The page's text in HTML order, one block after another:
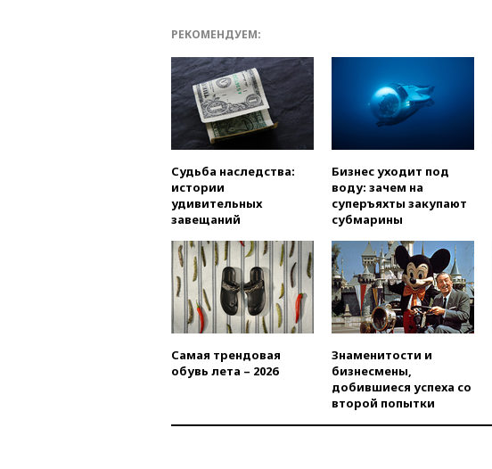
РЕКОМЕНДУЕМ:
Судьба наследства:
истории
удивительных
завещаний
Бизнес уходит под
воду: зачем на
суперъяхты закупают
субмарины
Самая трендовая
обувь лета – 2026
Знаменитости и
бизнесмены,
добившиеся успеха со
второй попытки